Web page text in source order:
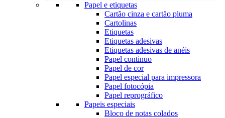
Papel e etiquetas
Cartão cinza e cartão pluma
Cartolinas
Etiquetas
Etiquetas adesivas
Etiquetas adesivas de anéis
Papel continuo
Papel de cor
Papel especial para impressora
Papel fotocópia
Papel reprográfico
Papeis especiais
Bloco de notas colados